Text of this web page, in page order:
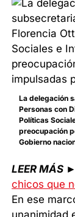
La delegación
Personas con
Políticas
preocupación
Gobierno
LEER MÁS ►
chicos que
En ese